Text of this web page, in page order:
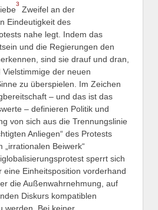
3
Zweifel an der
Eindeutigkeit des
nahe legt. Indem das
und die Regierungen den
sind sie drauf und dran,
der neuen
zu überspielen. Im Zeichen
– und das ist das
– definieren Politik und
von sich aus die Trennungslinie
Anliegen“ des Protests
Beiwerk“
sperrt sich
eine Einheitsposition vorderhand
die Außenwahrnehmung, auf
Diskurs kompatiblen